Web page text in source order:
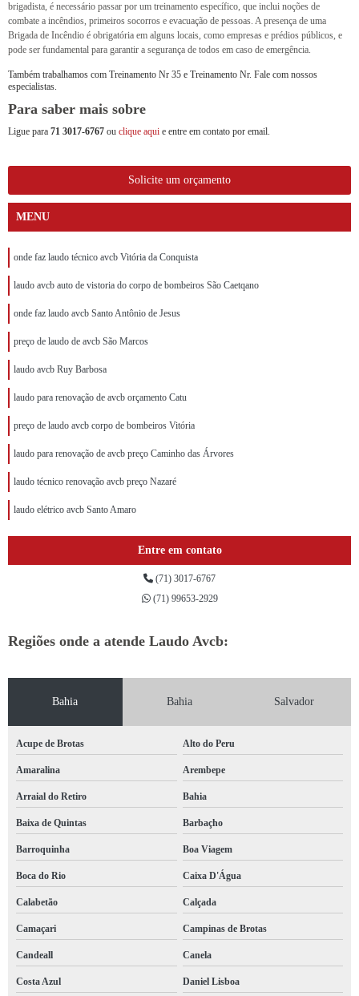
brigadista, é necessário passar por um treinamento específico, que inclui noções de
combate a incêndios, primeiros socorros e evacuação de pessoas. A presença de uma
Brigada de Incêndio é obrigatória em alguns locais, como empresas e prédios públicos, e
pode ser fundamental para garantir a segurança de todos em caso de emergência.
Também trabalhamos com Treinamento Nr 35 e Treinamento Nr. Fale com nossos
especialistas.
Para saber mais sobre
Ligue para 71 3017-6767 ou clique aqui e entre em contato por email.
Solicite um orçamento
MENU
onde faz laudo técnico avcb Vitória da Conquista
laudo avcb auto de vistoria do corpo de bombeiros São Caetqano
onde faz laudo avcb Santo Antônio de Jesus
preço de laudo de avcb São Marcos
laudo avcb Ruy Barbosa
laudo para renovação de avcb orçamento Catu
preço de laudo avcb corpo de bombeiros Vitória
laudo para renovação de avcb preço Caminho das Árvores
laudo técnico renovação avcb preço Nazaré
laudo elétrico avcb Santo Amaro
Entre em contato
(71) 3017-6767
(71) 99653-2929
Regiões onde a atende Laudo Avcb:
Bahia Bahia Salvador
Acupe de Brotas Alto do Peru
Amaralina Arembepe
Arraial do Retiro Bahia
Baixa de Quintas Barbaçho
Barroquinha Boa Viagem
Boca do Rio Caixa D'Água
Calabetão Calçada
Camaçari Campinas de Brotas
Candeall Canela
Costa Azul Daniel Lisboa